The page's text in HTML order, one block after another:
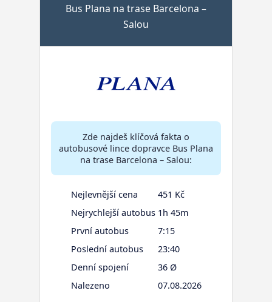
Bus Plana na trase Barcelona –
Salou
Zde najdeš klíčová fakta o
autobusové lince dopravce Bus Plana
na trase Barcelona – Salou:
Nejlevnější cena
451 Kč
Nejrychlejší autobus 1h 45m
První autobus
7:15
Poslední autobus
23:40
Denní spojení
36 Ø
Nalezeno
07.08.2026